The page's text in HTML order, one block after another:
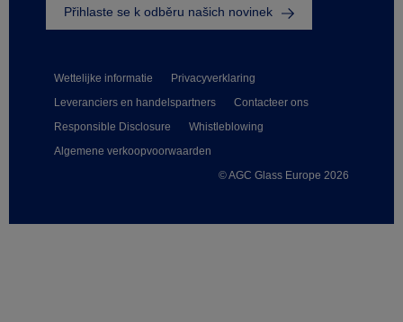
© AGC Glass Europe 2026
Wettelijke informatie
Privacyverklaring
Leveranciers en handelspartners
Contacteer ons
Responsible Disclosure
Whistleblowing
Algemene verkoopvoorwaarden
Přihlaste se k odběru našich novinek